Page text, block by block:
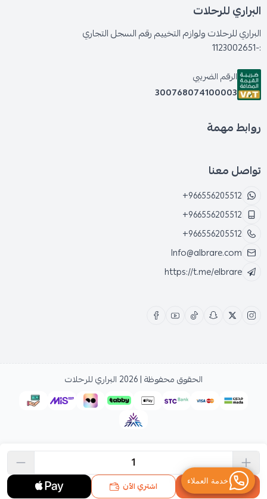
اشتري الآن
البراري للرحلات
البراري للرحلات ولوازم التخييم رقم السجل التجاري
:-1123002651
الرقم الضريبي
300768074100003
روابط مهمة
تواصل معنا
+966556205512
+966556205512
+966556205512
Info@albrare.com
https://t.me/elbrare
الحقوق محفوظة | 2026 البراري للرحلات